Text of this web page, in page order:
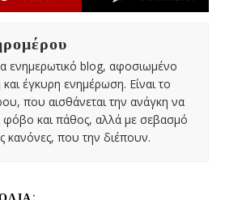
ενημερωτικό blog, αφοσιωμένο
έγκυρη ενημέρωση. Είναι το
που αισθάνεται την ανάγκη να
φόβο και πάθος, αλλά με σεβασμό
κανόνες, που την διέπουν.